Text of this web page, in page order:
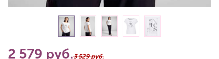
2 579 руб.3 529 руб.